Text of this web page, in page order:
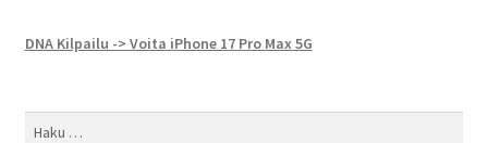
DNA Kilpailu -> Voita iPhone 17 Pro Max 5G
Haku: